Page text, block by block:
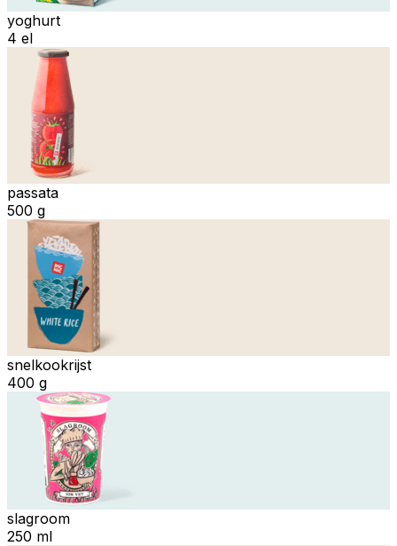
yoghurt
4 el
passata
500 g
snelkookrijst
400 g
slagroom
250 ml